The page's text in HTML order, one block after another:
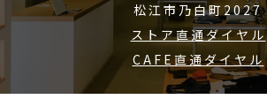
松江市乃白町2027
ストア直通ダイヤル
CAFE直通ダイヤル